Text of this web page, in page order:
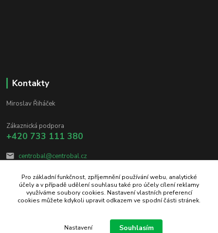
Kontakty
Miroslav Řiháček
Zákaznická podpora
+420 733 111 380
centrobal@centrobal.cz
Upravit sběr cookies.
Pro základní funkčnost, zpříjemnění používání webu, analytické
účely a v případě udělení souhlasu také pro účely cílení reklamy
využíváme soubory cookies. Nastavení vlastních preferencí
cookies můžete kdykoli upravit odkazem ve spodní části stránek.
Nastavení Souhlasím